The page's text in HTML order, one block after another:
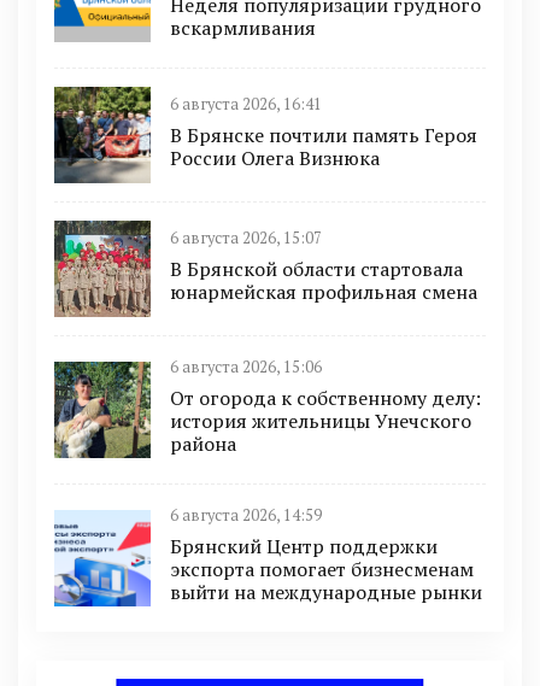
вскармливания
6 августа 2026, 16:41
В Брянске почтили память Героя
России Олега Визнюка
6 августа 2026, 15:07
В Брянской области стартовала
юнармейская профильная смена
6 августа 2026, 15:06
От огорода к собственному делу:
история жительницы Унечского
района
6 августа 2026, 14:59
Брянский Центр поддержки
экспорта помогает бизнесменам
выйти на международные рынки